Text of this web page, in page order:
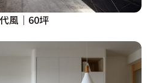
風｜60坪